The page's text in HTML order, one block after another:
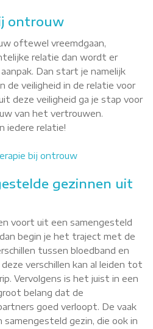
ontrouw
oftewel vreemdgaan,
relatie dan wordt er
Dan start je namelijk
de veiligheid in de relatie voor
deze veiligheid ga je stap voor
van het vertrouwen.
iedere relatie!
bij ontrouw
gezinnen uit
voort uit een samengesteld
begin je het traject met de
tussen bloedband en
verschillen kan al leiden tot
Vervolgens is het juist in een
belang dat de
goed verloopt. De vaak
gezin, die ook in